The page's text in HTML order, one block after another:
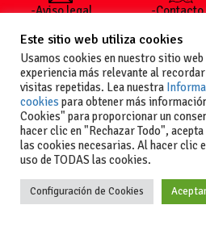
-Aviso legal
generales
de uso
-Política de
privacidad
-Política de
cookies
-Contacto
publicar un
anuncio
-Vende+
Copyright La
Este sitio web utiliza cookies
Usamos cookies en nuestro sitio
experiencia más relevante al
visitas repetidas. Lea nuestra
cookies para obtener más
Cookies" para proporcionar un
hacer clic en "Rechazar Todo",
las cookies necesarias. Al hacer clic
uso de TODAS las cookies.
Configuración de Cookies